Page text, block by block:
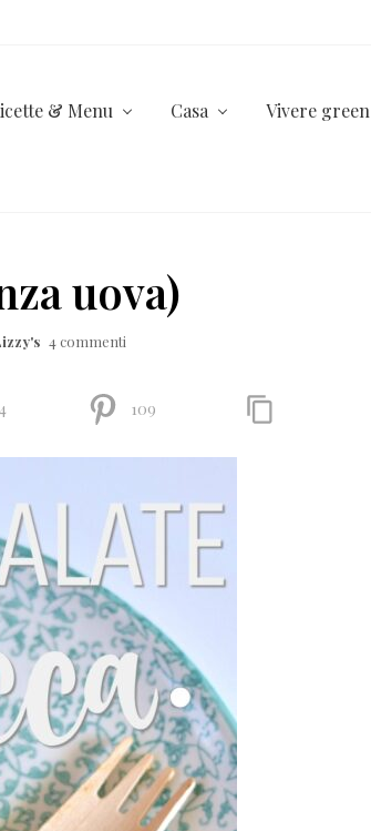
& Menu Casa Vivere green
uova)
4 commenti
109